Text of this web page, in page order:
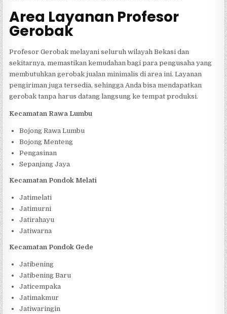
Area Layanan Profesor
Gerobak
Profesor Gerobak melayani seluruh wilayah Bekasi dan
sekitarnya, memastikan kemudahan bagi para pengusaha yang
membutuhkan gerobak jualan minimalis di area ini. Layanan
pengiriman juga tersedia, sehingga Anda bisa mendapatkan
gerobak tanpa harus datang langsung ke tempat produksi.
Kecamatan Rawa Lumbu
Bojong Rawa Lumbu
Bojong Menteng
Pengasinan
Sepanjang Jaya
Kecamatan Pondok Melati
Jatimelati
Jatimurni
Jatirahayu
Jatiwarna
Kecamatan Pondok Gede
Jatibening
Jatibening Baru
Jaticempaka
Jatimakmur
Jatiwaringin